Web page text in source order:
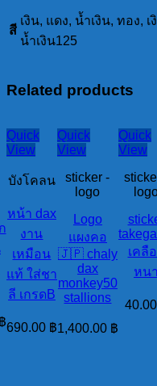
สี
เงิน, แดง, น้ำเงิน, ทอง,
น้ำเงิน125
Related products
Quick
View
บังโคลน
หน้า dax
งาน
เหมือน
แท้ ใส่ชา
ลี เกรดB
690.00 ฿
Quick
View
sticker -
logo
Logo
แผงคอ
🇯🇵 chaly
dax
monkey50
stallions
1,400.00 ฿
Quick
View
เคลื
หนา
40.00